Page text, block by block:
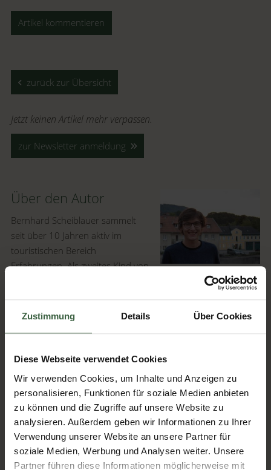
Zustimmung Details Über Cookies
Diese Webseite verwendet Cookies
Wir verwenden Cookies, um Inhalte und Anzeigen zu
personalisieren, Funktionen für soziale Medien anbieten
zu können und die Zugriffe auf unsere Website zu
analysieren. Außerdem geben wir Informationen zu Ihrer
Verwendung unserer Website an unsere Partner für
soziale Medien, Werbung und Analysen weiter. Unsere
Partner führen diese Informationen möglicherweise mit
Artikel kommentieren
zurück zur Übersicht
Jetzt keinen Artikel mehr verpassen.
zur Newsletter anmeldung
Über den Autor
Bernhard Scheiblauer sammelt
seit über 10 Jahren aktiv im
touristischen Bereich
Erfahrungen. Als zweites Kind von
Eisenstrasse, Johannes und Christiane Scheiblauer,
Wiener Seminarvermittlungsbüros „Seminargo“ in der
Projektentwickler im Tourismusverband Moststraße und geht
einer großen Bandbreite an Hobbys nach, von Musik bis hin
zu Mostverkostungen.
Fotocredit:
meinbezirk.at
Alle Artikel von Bernhard Scheiblauer »